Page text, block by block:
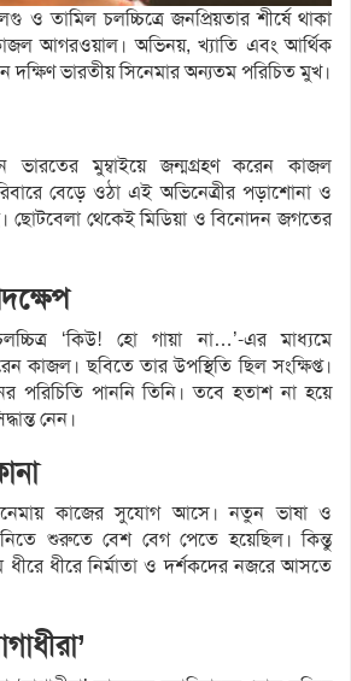
ও তামিল চলচ্চিত্রে জনপ্রিয়তার শীর্ষে থাকা
আগরওয়াল। অভিনয়, খ্যাতি এবং আর্থিক
দক্ষিণ ভারতীয় সিনেমার অন্যতম পরিচিত মুখ।
মুম্বাইয়ে জন্মগ্রহণ করেন কাজল
বেড়ে ওঠা এই অভিনেত্রীর পড়াশোনা ও
ছোটবেলা থেকেই মিডিয়া ও বিনোদন জগতের
‘কিউ! হো গায়া না…’-এর মাধ্যমে
কাজল। ছবিতে তার উপস্থিতি ছিল সংক্ষিপ্ত।
পাননি তিনি। তবে হতাশ না হয়ে
নেন।
কাজের সুযোগ আসে। নতুন ভাষা ও
নিতে শুরুতে বেশ বেগ পেতে হয়েছিল। কিন্তু
ধীরে ধীরে নির্মাতা ও দর্শকদের নজরে আসতে